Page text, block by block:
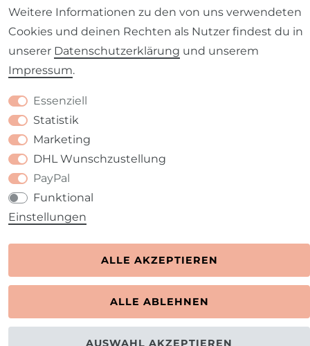
Barrierefreiheitserklärung Widerrufs­recht
VERTRAG WIDERRUFEN
Weitere Informationen zu den von uns verwendeten
Cookies und deinen Rechten als Nutzer findest du in
unserer Daten­schutz­erklärung und unserem
Impressum.
Essenziell
Statistik
Marketing
DHL Wunschzustellung
PayPal
Funktional
Einstellungen
ALLE AKZEPTIEREN
ALLE ABLEHNEN
AUSWAHL AKZEPTIEREN